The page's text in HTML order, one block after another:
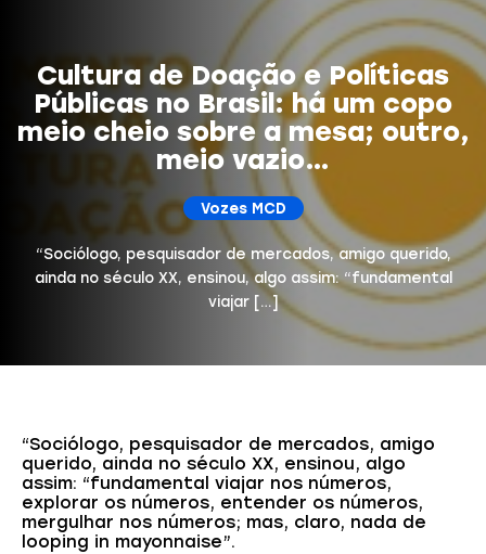
Cultura de Doação e Políticas
Públicas no Brasil: há um copo
meio cheio sobre a mesa; outro,
meio vazio…
Vozes MCD
“Sociólogo, pesquisador de mercados, amigo querido,
ainda no século XX, ensinou, algo assim: “fundamental
viajar […]
“Sociólogo, pesquisador de mercados, amigo
querido, ainda no século XX, ensinou, algo
assim: “fundamental viajar nos números,
explorar os números, entender os números,
mergulhar nos números; mas, claro, nada de
looping in mayonnaise”.